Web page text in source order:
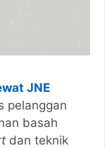
JNE
pelanggan
basah
dan teknik